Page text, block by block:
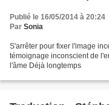
Publié le 16/05/2014 à 20:24
Par Sonia
S'arrêter pour fixer l'image
témoignage inconscient de
l'âme Déjà longtemps